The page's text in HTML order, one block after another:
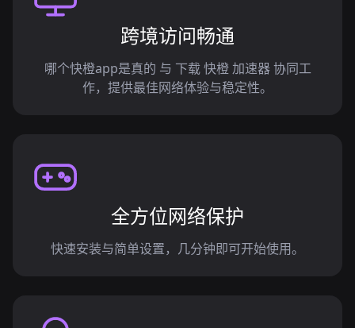
跨境访问畅通
哪个快橙app是真的 与 下载 快橙 加速器 协同工
作，提供最佳网络体验与稳定性。
全方位网络保护
快速安装与简单设置，几分钟即可开始使用。